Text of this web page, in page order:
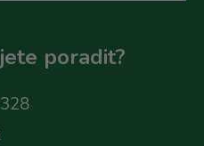
poradit?